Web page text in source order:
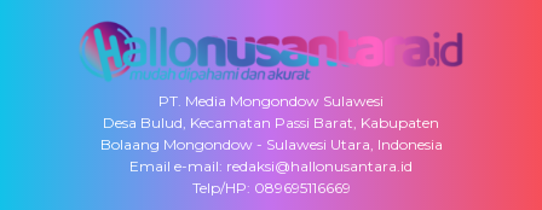
PT. Media Mongondow Sulawesi
Desa Bulud, Kecamatan Passi Barat, Kabupaten
Bolaang Mongondow - Sulawesi Utara, Indonesia
Email e-mail: redaksi@hallonusantara.id
Telp/HP: 089695116669